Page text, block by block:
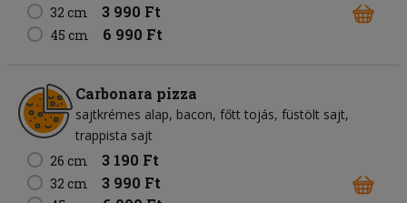
32 cm 3 990 Ft
45 cm 6 990 Ft
Carbonara pizza
sajtkrémes alap bacon főtt tojás füstölt sajt
trappista sajt
26 cm
3 190 Ft
32 cm 3 990 Ft